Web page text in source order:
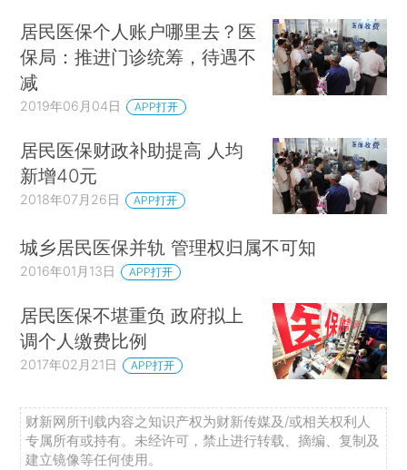
居民医保个人账户哪里去？医
保局：推进门诊统筹，待遇不
减
2019年06月04日 APP打开
居民医保财政补助提高 人均
新增40元
2018年07月26日 APP打开
城乡居民医保并轨 管理权归属不可知
2016年01月13日 APP打开
居民医保不堪重负 政府拟上
调个人缴费比例
2017年02月21日 APP打开
财新网所刊载内容之知识产权为财新传媒及/或相关权利人
专属所有或持有。未经许可，禁止进行转载、摘编、复制及
建立镜像等任何使用。